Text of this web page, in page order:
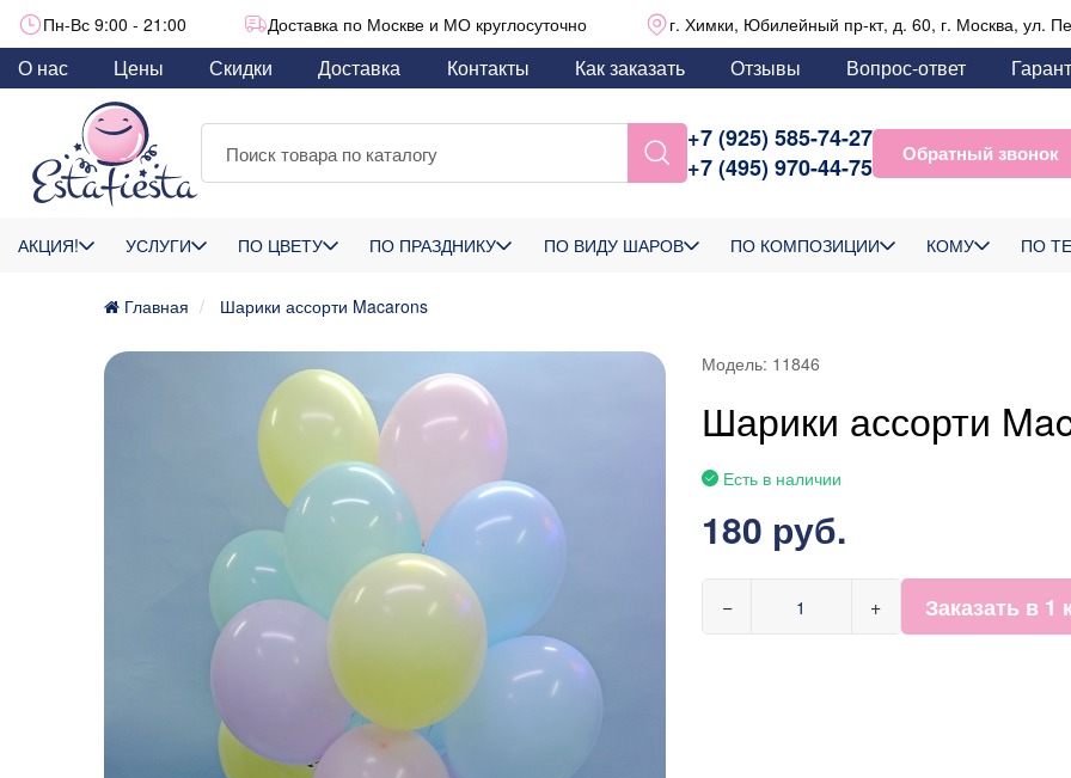
Пн-Вс 9:00 - 21:00 Доставка по Москве и МО круглосуточно г. Химки, Юбилейный пр-кт, д. 60, г. Москва, ул.
О нас Цены Скидки Доставка Контакты Как заказать Отзывы Вопрос-ответ
+7 (925) 585-74-27
+7 (495) 970-44-75
Обратный звонок
АКЦИЯ! УСЛУГИ ПО ЦВЕТУ ПО ПРАЗДНИКУ ПО ВИДУ ШАРОВ ПО КОМПОЗИЦИИ КОМУ ПО
Главная Шарики ассорти Macarons
Модель: 11846
Шарики ассорти
Есть в наличии
180 руб.
− + Заказать в 1